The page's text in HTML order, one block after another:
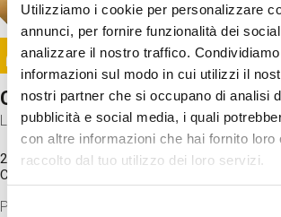
Utilizziamo i cookie per personalizzare
annunci, per fornire funzionalità dei
analizzare il nostro traffico.
informazioni sul modo in cui utilizzi il
nostri partner che si occupano di analisi
pubblicità e social media, i quali
con altre informazioni che hai fornito loro
raccolto dal tuo utilizzo dei loro servizi.
Selezione
Image
SUNDAY@STEP
Come funziona il cervello?
Laboratorio
20 Set 2026 / 11:15 - 13:00
Costo
Proveremo a costruire un cervello in